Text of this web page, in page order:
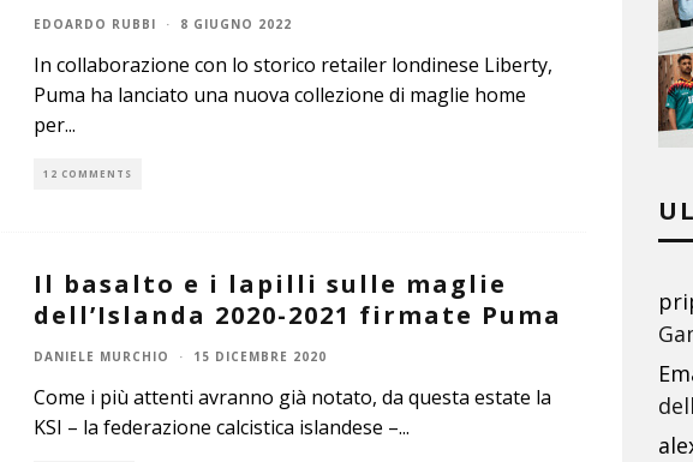
EDOARDO RUBBI · 8 GIUGNO 2022
In collaborazione con lo storico retailer londinese Liberty,
Puma ha lanciato una nuova collezione di maglie home
per...
12 COMMENTS
Il basalto e i lapilli sulle maglie
dell’Islanda 2020-2021 firmate Puma
DANIELE MURCHIO · 15 DICEMBRE 2020
Come i più attenti avranno già notato, da questa estate la
KSI – la federazione calcistica islandese –...